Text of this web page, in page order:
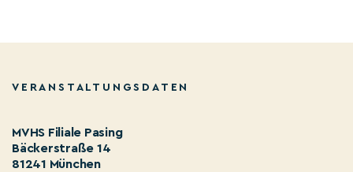
VERANSTALTUNGSDATEN
MVHS Filiale Pasing
Bäckerstraße 14
81241 München